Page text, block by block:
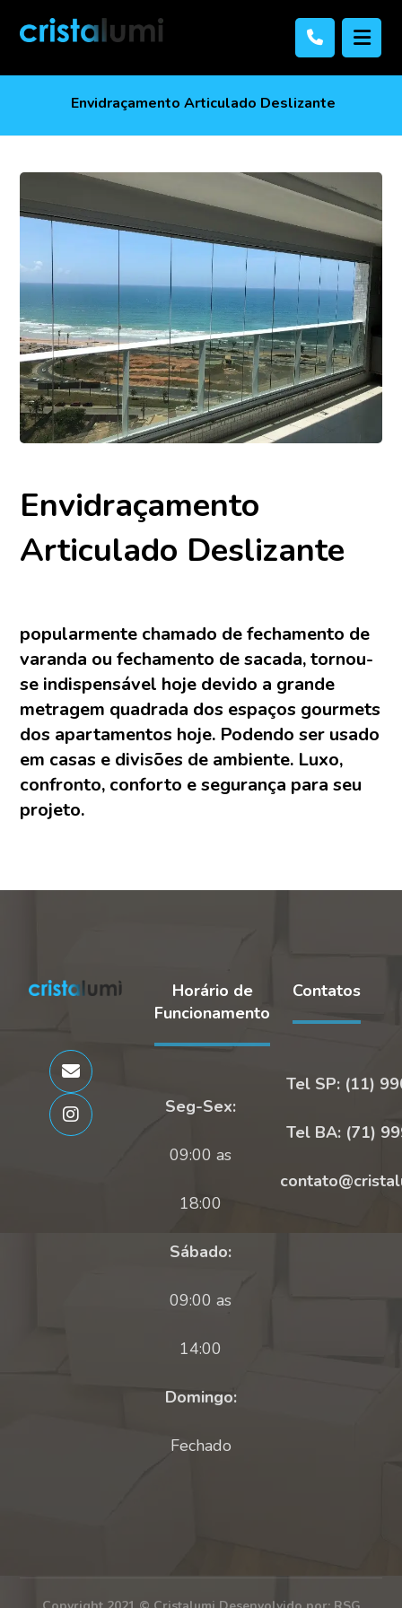
Envidraçamento Articulado Deslizante
Envidraçamento
Articulado Deslizante
popularmente chamado de fechamento de
varanda ou fechamento de sacada, tornou-
se indispensável hoje devido a grande
metragem quadrada dos espaços gourmets
dos apartamentos hoje. Podendo ser usado
em casas e divisões de ambiente. Luxo,
confronto, conforto e segurança para seu
projeto.
Horário de
Funcionamento
Seg-Sex:
09:00 as
18:00
Sábado:
09:00 as
14:00
Domingo:
Fechado
Contatos
Tel SP: (11)
Tel BA: (71)